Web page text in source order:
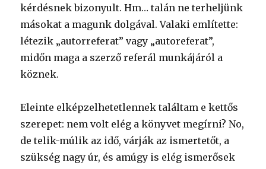
kérdésnek bizonyult. Hm… talán ne terheljünk
másokat a magunk dolgával. Valaki említette:
létezik „autorreferat” vagy „autoreferat”,
midőn maga a szerző referál munkájáról a
köznek.
Eleinte elképzelhetetlennek találtam e kettős
szerepet: nem volt elég a könyvet megírni? No,
de telik-múlik az idő, várják az ismertetőt, a
szükség nagy úr, és amúgy is elég ismerősek